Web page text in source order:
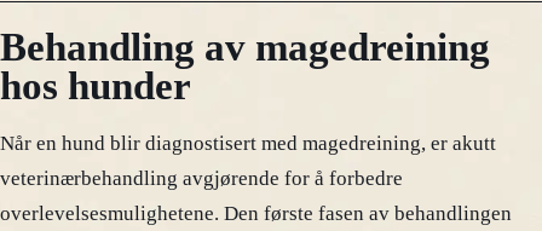
Behandling av magedreining
hos hunder
Når en hund blir diagnostisert med magedreining, er akutt
veterinærbehandling avgjørende for å forbedre
overlevelsesmulighetene. Den første fasen av behandlingen